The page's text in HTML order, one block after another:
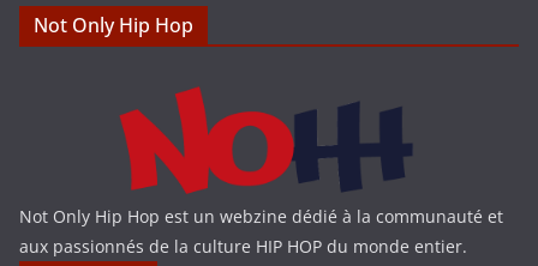
Not Only Hip Hop
Not Only Hip Hop est un webzine dédié à la communauté et
aux passionnés de la culture HIP HOP du monde entier.